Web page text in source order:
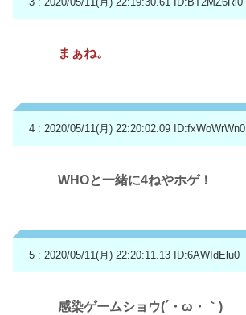
まぁね。
4 : 2020/05/11(月) 22:20:02.09 ID:fxWoWrWn0
WHOと一緒に4ねやホゲ！
5 : 2020/05/11(月) 22:20:11.13 ID:6AWIdElu0
感染ゲームショウ(´・ω・｀)